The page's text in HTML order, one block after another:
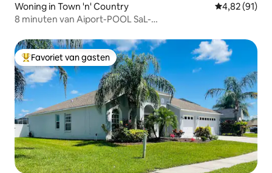
Woning in Town 'n' Country Gemiddelde
4,82 (91)
8 minuten van Aiport-POOL SaL-
Topfavoriet van gasten
Favoriet van gasten